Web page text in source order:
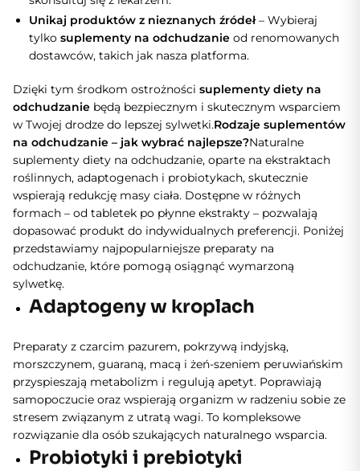
Unikaj produktów z nieznanych źródeł– Wybieraj
tylko suplementy na odchudzanie od renomowanych
dostawców, takich jak nasza platforma.
Dzięki tym środkom ostrożności suplementy diety na
odchudzanie będą bezpiecznym i skutecznym wsparciem
w Twojej drodze do lepszej sylwetki.Rodzaje suplementów
na odchudzanie – jak wybrać najlepsze?Naturalne
suplementy diety na odchudzanie, oparte na ekstraktach
roślinnych, adaptogenach i probiotykach, skutecznie
wspierają redukcję masy ciała. Dostępne w różnych
formach – od tabletek po płynne ekstrakty – pozwalają
dopasować produkt do indywidualnych preferencji. Poniżej
przedstawiamy najpopularniejsze preparaty na
odchudzanie, które pomogą osiągnąć wymarzoną
sylwetkę.
Adaptogeny w kroplach
Preparaty z czarcim pazurem, pokrzywą indyjską,
morszczynem, guaraną, macą i żeń-szeniem peruwiańskim
przyspieszają metabolizm i regulują apetyt. Poprawiają
samopoczucie oraz wspierają organizm w radzeniu sobie ze
stresem związanym z utratą wagi. To kompleksowe
rozwiązanie dla osób szukających naturalnego wsparcia.
Probiotyki i prebiotyki